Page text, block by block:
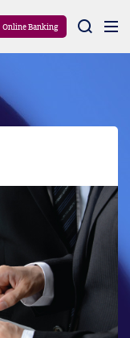
Online Banking